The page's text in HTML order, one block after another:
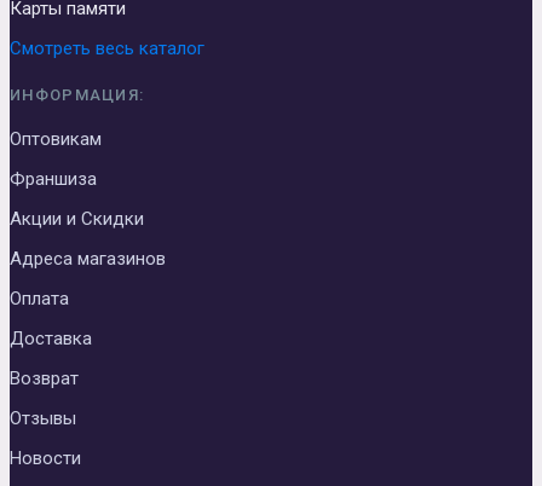
Карты памяти
Смотреть весь каталог
ИНФОРМАЦИЯ:
Оптовикам
Франшиза
Акции и Скидки
Адреса магазинов
Оплата
Доставка
Возврат
Отзывы
Новости